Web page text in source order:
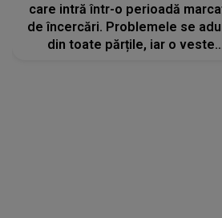
care intră într-o perioadă
de încercări. Problemele se
din toate părțile, iar o veste